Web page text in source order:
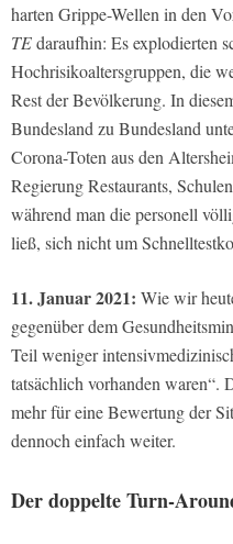
harten Grippe-Wellen in den
TEdaraufhin: Es explodierten
Hochrisikoaltersgruppen, die
Rest der Bevölkerung. In
Bundesland zu Bundesland
Corona-Toten aus den
Regierung Restaurants,
während man die personell
ließ, sich nicht um
11. Januar 2021: Wie wir
gegenüber dem
Teil weniger
tatsächlich vorhanden waren“.
mehr für eine Bewertung der
dennoch einfach weiter.
Der doppelte Turn-